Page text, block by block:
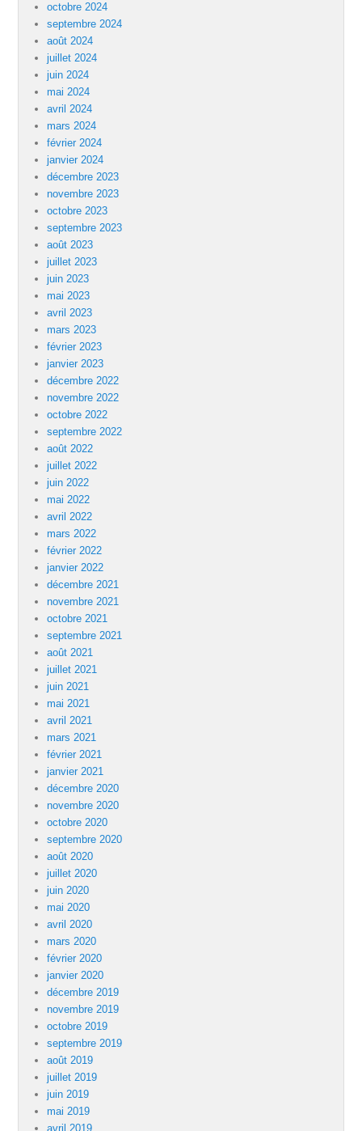
octobre 2024
septembre 2024
août 2024
juillet 2024
juin 2024
mai 2024
avril 2024
mars 2024
février 2024
janvier 2024
décembre 2023
novembre 2023
octobre 2023
septembre 2023
août 2023
juillet 2023
juin 2023
mai 2023
avril 2023
mars 2023
février 2023
janvier 2023
décembre 2022
novembre 2022
octobre 2022
septembre 2022
août 2022
juillet 2022
juin 2022
mai 2022
avril 2022
mars 2022
février 2022
janvier 2022
décembre 2021
novembre 2021
octobre 2021
septembre 2021
août 2021
juillet 2021
juin 2021
mai 2021
avril 2021
mars 2021
février 2021
janvier 2021
décembre 2020
novembre 2020
octobre 2020
septembre 2020
août 2020
juillet 2020
juin 2020
mai 2020
avril 2020
mars 2020
février 2020
janvier 2020
décembre 2019
novembre 2019
octobre 2019
septembre 2019
août 2019
juillet 2019
juin 2019
mai 2019
avril 2019